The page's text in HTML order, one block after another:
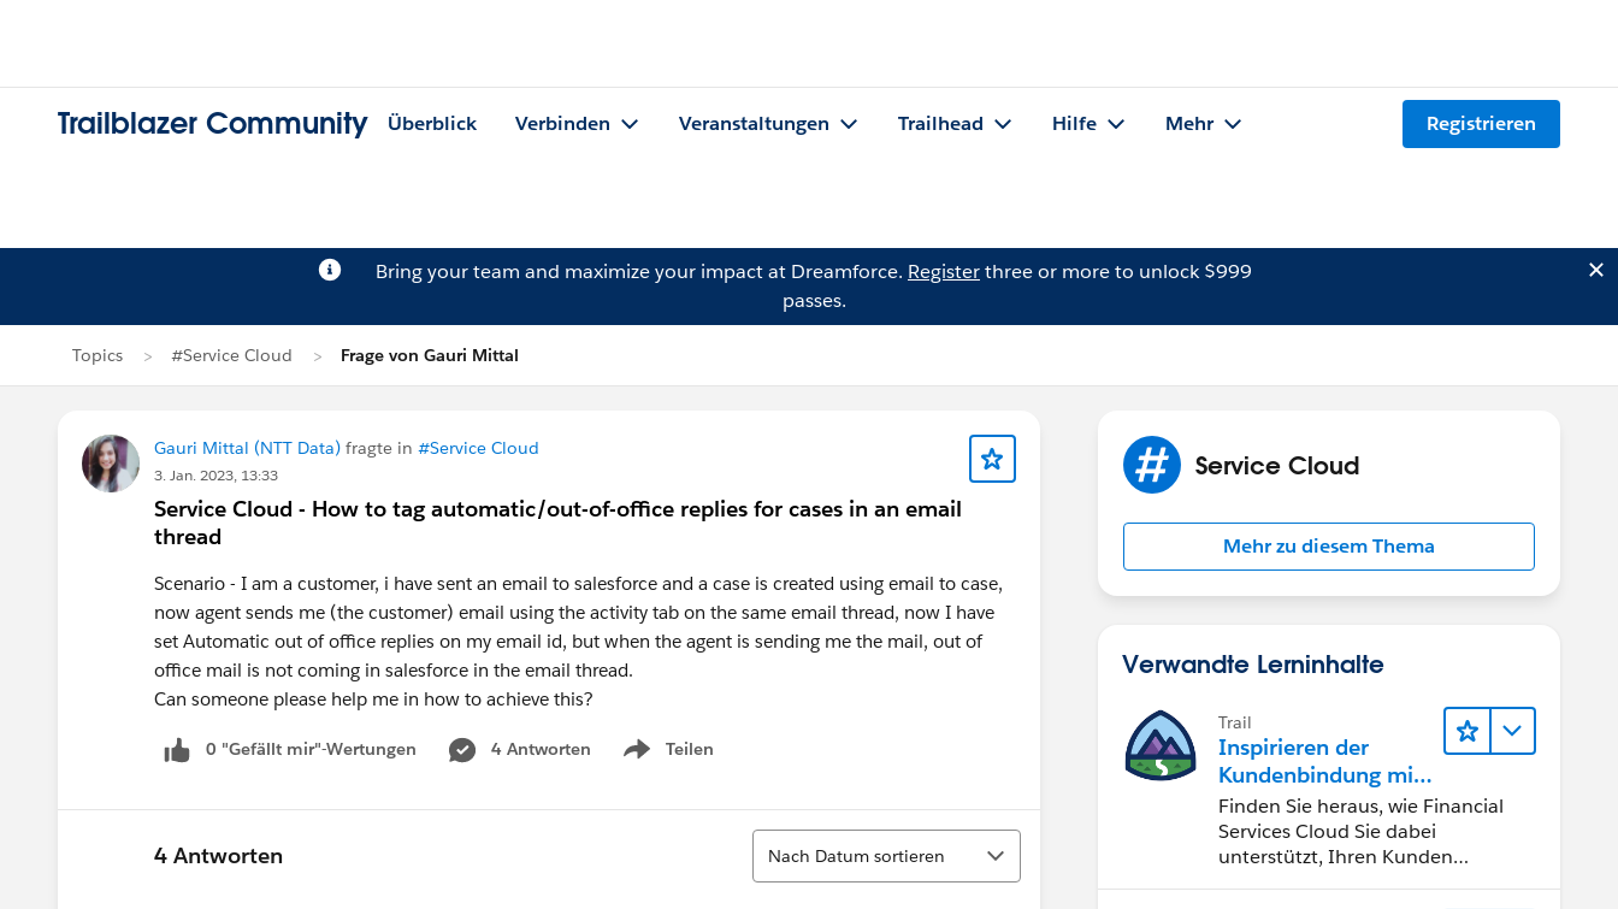
Trailblazer Community Überblick Verbinden Veranstaltungen Trailhead Hilfe Mehr Registrieren
Bring your team and maximize your impact at Dreamforce. Registerthree or more to unlock $999
passes.
Topics #Service Cloud Frage von Gauri Mittal
Gauri Mittal (NTT Data) fragte in #Service Cloud
3. Jan. 2023, 13:33
Service Cloud - How to tag automatic/out-of-office replies for cases in an email
thread
Scenario - I am a customer, i have sent an email to salesforce and a case is created using email to case,
now agent sends me (the customer) email using the activity tab on the same email thread, now I have
set Automatic out of office replies on my email id, but when the agent is sending me the mail, out of
office mail is not coming in salesforce in the email thread.
Can someone please help me in how to achieve this?
0 "Gefällt mir"-Wertungen 4 Antworten Teilen
Show menu
4 Antworten
Sortieren
Nach Datum sortieren
Service Cloud
Mehr zu diesem Thema
Verwandte Lerninhalte
Trail
Inspirieren der
Kundenbindung mit
Financial Services
Cloud
Finden Sie heraus, wie Financial
Services Cloud Sie dabei
unterstützt, Ihren Kunden